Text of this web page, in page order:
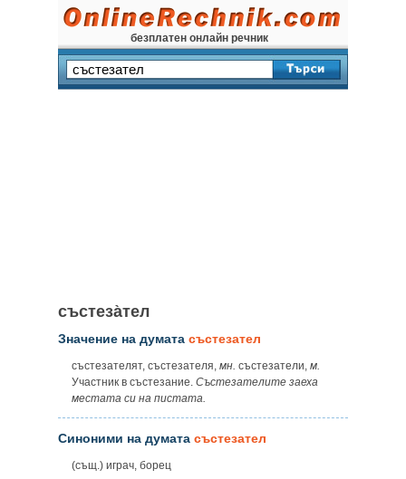
безплатен онлайн речник
състеза̀тел
Значение на думата състезател
състезателят, състезателя, мн. състезатели, м.
Участник в състезание. Състезателите заеха
местата си на пистата.
Синоними на думата състезател
(същ.) играч, борец